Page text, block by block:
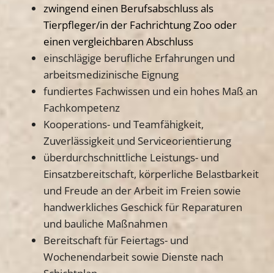
zwingend einen Berufsabschluss als
Tierpfleger/in der Fachrichtung Zoo oder
einen vergleichbaren Abschluss
einschlägige berufliche Erfahrungen und
arbeitsmedizinische Eignung
fundiertes Fachwissen und ein hohes Maß an
Fachkompetenz
Kooperations- und Teamfähigkeit,
Zuverlässigkeit und Serviceorientierung
überdurchschnittliche Leistungs- und
Einsatzbereitschaft, körperliche Belastbarkeit
und Freude an der Arbeit im Freien sowie
handwerkliches Geschick für Reparaturen
und bauliche Maßnahmen
Bereitschaft für Feiertags- und
Wochenendarbeit sowie Dienste nach